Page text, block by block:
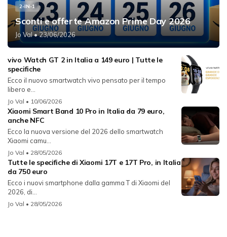
2-IN-1
Sconti e offerte Amazon Prime Day 2026
Jo Val• 23/06/2026
vivo Watch GT 2 in Italia a 149 euro | Tutte le
specifiche
Ecco il nuovo smartwatch vivo pensato per il tempo
libero e...
Jo Val • 10/06/2026
Xiaomi Smart Band 10 Pro in Italia da 79 euro,
anche NFC
Ecco la nuova versione del 2026 dello smartwatch
Xiaomi camu...
Jo Val • 28/05/2026
Tutte le specifiche di Xiaomi 17T e 17T Pro, in Italia
da 750 euro
Ecco i nuovi smartphone dalla gamma T di Xiaomi del
2026, di...
Jo Val • 28/05/2026